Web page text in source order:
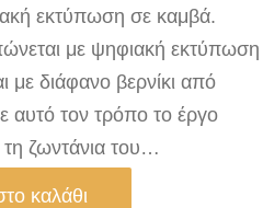
εκτύπωση σε καμβά.
με ψηφιακή εκτύπωση
με διάφανο βερνίκι από
αυτό τον τρόπο το έργο
ζωντάνια του…
καλάθι